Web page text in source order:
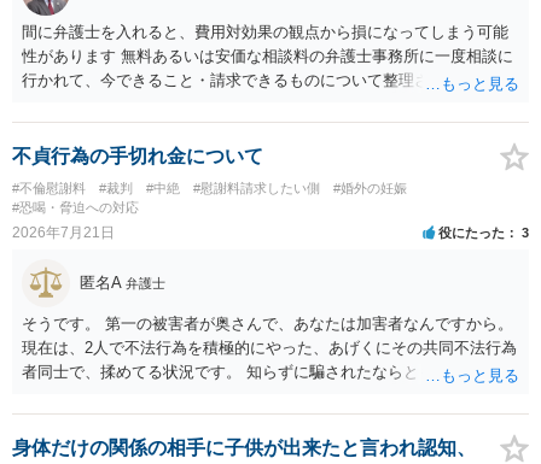
間に弁護士を入れると、費用対効果の観点から損になってしまう可能
性があります 無料あるいは安価な相談料の弁護士事務所に一度相談に
行かれて、今できること・請求できるものについて整理されるのがよ
不貞行為の手切れ金について
#不倫慰謝料 #裁判 #中絶 #慰謝料請求したい側
#婚外の妊娠
#恐喝・脅迫への対応
2026年7月21日 役にたった 3
匿名A 弁護士
そうです。 第一の被害者が奥さんで、あなたは加害者なんですから。
現在は、2人で不法行為を積極的にやった、あげくにその共同不法行為
者同士で、揉めてる状況です。 知らずに騙されたならともか
というだけですから。
身体だけの関係の相手に子供が出来たと言われ認知、